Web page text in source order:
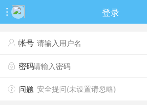
 登录
 帐号
 密码
 问题 安全提问(未设置请忽略)